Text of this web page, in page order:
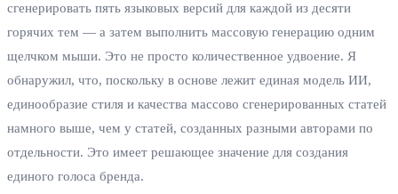
сгенерировать пять языковых версий для каждой из десяти
горячих тем — а затем выполнить массовую генерацию одним
щелчком мыши. Это не просто количественное удвоение. Я
обнаружил, что, поскольку в основе лежит единая модель ИИ,
единообразие стиля и качества массово сгенерированных статей
намного выше, чем у статей, созданных разными авторами по
отдельности. Это имеет решающее значение для создания
единого голоса бренда.